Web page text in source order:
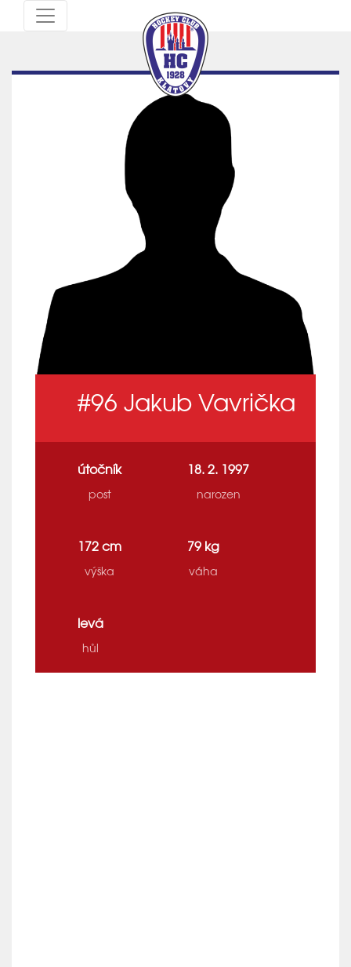
#96 Jakub Vavrička
útočník
post
18. 2. 1997
narozen
172 cm
výška
79 kg
váha
levá
hůl